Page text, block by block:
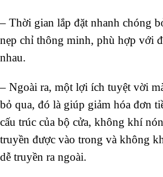
– Thời gian lắp đặt nhanh chóng
nẹp chỉ thông minh, phù hợp với
nhau.
– Ngoài ra, một lợi ích tuyệt vời
bỏ qua, đó là giúp giảm hóa đơn
cấu trúc của bộ cửa, không khí
truyền được vào trong và không
dễ truyền ra ngoài.